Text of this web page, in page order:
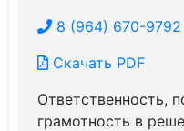
8 (964) 670-9792
Скачать PDF
Ответственность,
грамотность в